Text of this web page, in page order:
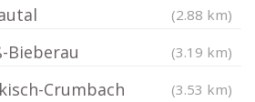
(2.88 km)
Bieberau (3.19 km)
Crumbach (3.53 km)